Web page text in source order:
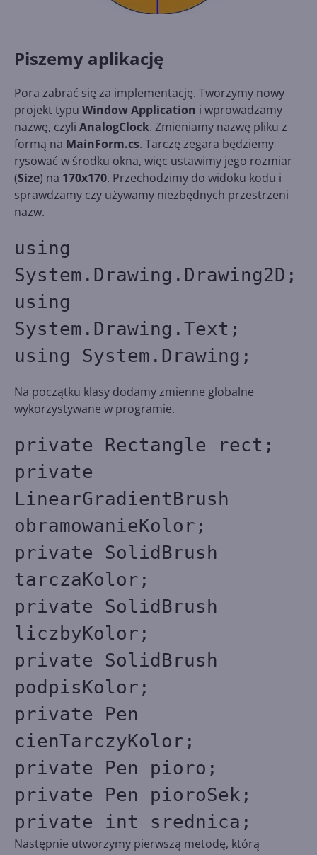
Piszemy aplikację
Pora zabrać się za implementację. Tworzymy nowy
projekt typu Window Application i wprowadzamy
nazwę, czyli AnalogClock. Zmieniamy nazwę pliku z
formą na MainForm.cs. Tarczę zegara będziemy
rysować w środku okna, więc ustawimy jego rozmiar
(Size) na 170x170. Przechodzimy do widoku kodu i
sprawdzamy czy używamy niezbędnych przestrzeni
nazw.
using
System.Drawing.Drawing2D;
using
System.Drawing.Text;
using System.Drawing;
Na początku klasy dodamy zmienne globalne
wykorzystywane w programie.
private Rectangle rect;
private
LinearGradientBrush
obramowanieKolor;
private SolidBrush
tarczaKolor;
private SolidBrush
liczbyKolor;
private SolidBrush
podpisKolor;
private Pen
cienTarczyKolor;
private Pen pioro;
private Pen pioroSek;
private int srednica;
Następnie utworzymy pierwszą metodę, którą